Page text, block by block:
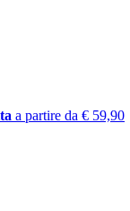
a partire da € 59,90